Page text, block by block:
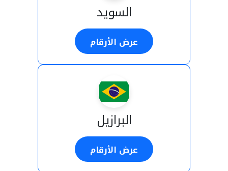
السويد
عرض الأرقام
البرازيل
عرض الأرقام